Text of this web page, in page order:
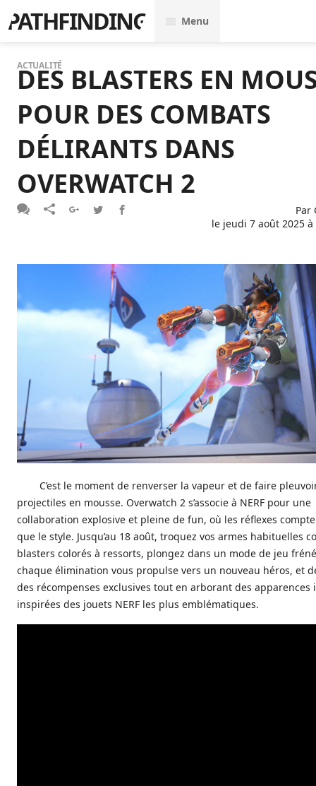
PATHFINDING Menu
ACTUALITÉ
DES BLASTERS EN
POUR DES COMBATS
DÉLIRANTS DANS
OVERWATCH 2
Par
le jeudi 7 août 2025 à
C’est le moment de renverser la vapeur et de faire
projectiles en mousse. Overwatch 2 s’associe à NERF pour une
collaboration explosive et pleine de fun, où les réflexes
que le style. Jusqu’au 18 août, troquez vos armes habituelles
blasters colorés à ressorts, plongez dans un mode de jeu
chaque élimination vous propulse vers un nouveau héros, et
des récompenses exclusives tout en arborant des apparences
inspirées des jouets NERF les plus emblématiques.